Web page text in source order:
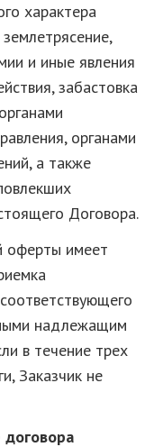
характера
и иные явления
забастовка
органами
а также
Договора.
оферты имеет
надлежащим
в течение трех
Заказчик не